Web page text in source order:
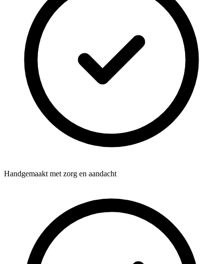
Handgemaakt met zorg en aandacht